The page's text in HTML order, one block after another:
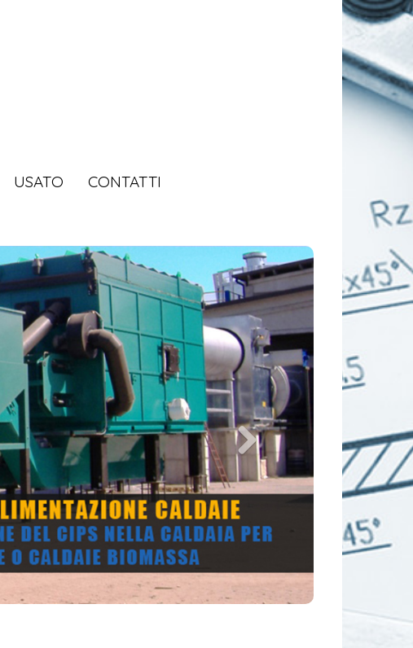
USATO CONTATTI